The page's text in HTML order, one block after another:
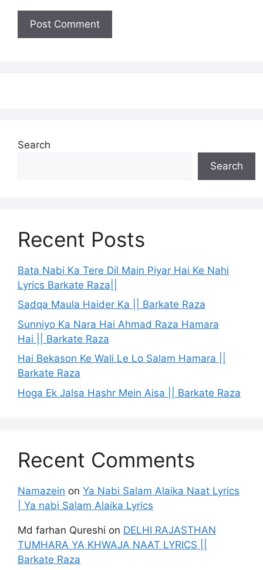
Search
Search
Recent Posts
Bata Nabi Ka Tere Dil Main Piyar Hai Ke Nahi
Lyrics Barkate Raza||
Sadqa Maula Haider Ka || Barkate Raza
Sunniyo Ka Nara Hai Ahmad Raza Hamara
Hai || Barkate Raza
Hai Bekason Ke Wali Le Lo Salam Hamara ||
Barkate Raza
Hoga Ek Jalsa Hashr Mein Aisa || Barkate Raza
Recent Comments
Namazein on Ya Nabi Salam Alaika Naat Lyrics
| Ya nabi Salam Alaika Lyrics
Md farhan Qureshi on DELHI RAJASTHAN
TUMHARA YA KHWAJA NAAT LYRICS ||
Barkate Raza